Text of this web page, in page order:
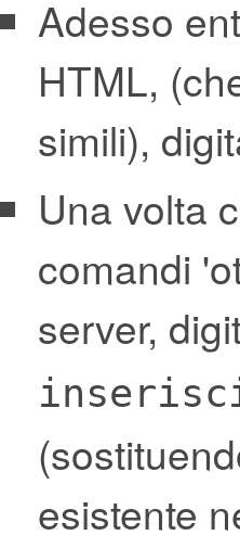
Adesso
HTML,
simili),
Una volta
comandi
server,
esistente